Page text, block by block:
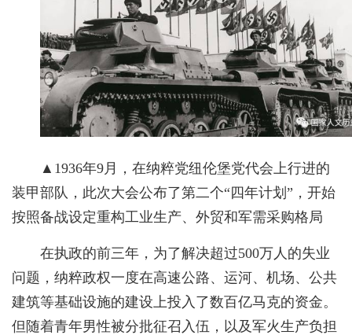
▲1936年9月，在纳粹党纽伦堡党代会上行进的
装甲部队，此次大会公布了第二个“四年计划”，开始
按照备战设定重构工业生产、外贸和军需采购格局
在执政的前三年，为了解决超过500万人的失业
问题，纳粹政权一度在高速公路、运河、机场、公共
建筑等基础设施的建设上投入了数百亿马克的资金。
但随着青年男性被分批征召入伍，以及军火生产负担